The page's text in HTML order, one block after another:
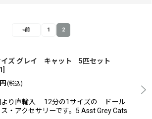
«前 1 2
イズ グレイ キャット 5匹セット
円 (税込)
より直輸入 12分の1サイズの ドール
・アクセサリーです。5 Asst Grey Cats